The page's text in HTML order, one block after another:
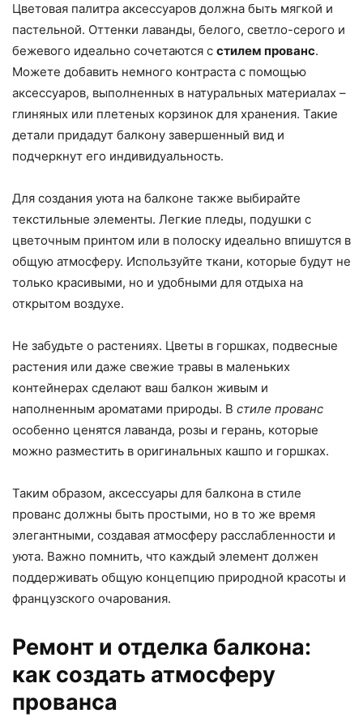
Цветовая палитра аксессуаров должна быть мягкой и
пастельной. Оттенки лаванды, белого, светло-серого и
бежевого идеально сочетаются с стилем прованс.
Можете добавить немного контраста с помощью
аксессуаров, выполненных в натуральных материалах –
глиняных или плетеных корзинок для хранения. Такие
детали придадут балкону завершенный вид и
подчеркнут его индивидуальность.
Для создания уюта на балконе также выбирайте
текстильные элементы. Легкие пледы, подушки с
цветочным принтом или в полоску идеально впишутся в
общую атмосферу. Используйте ткани, которые будут не
только красивыми, но и удобными для отдыха на
открытом воздухе.
Не забудьте о растениях. Цветы в горшках, подвесные
растения или даже свежие травы в маленьких
контейнерах сделают ваш балкон живым и
наполненным ароматами природы. В стиле прованс
особенно ценятся лаванда, розы и герань, которые
можно разместить в оригинальных кашпо и горшках.
Таким образом, аксессуары для балкона в стиле
прованс должны быть простыми, но в то же время
элегантными, создавая атмосферу расслабленности и
уюта. Важно помнить, что каждый элемент должен
поддерживать общую концепцию природной красоты и
французского очарования.
Ремонт и отделка балкона:
как создать атмосферу
прованса